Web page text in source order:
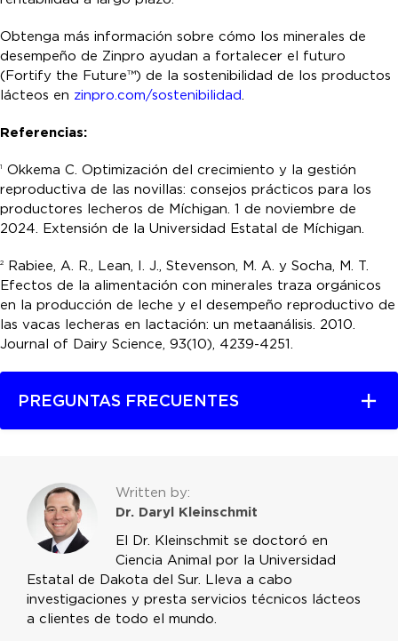
Obtenga más información sobre cómo los minerales de
desempeño de Zinpro ayudan a fortalecer el futuro
(Fortify the Future™) de la sostenibilidad de los productos
lácteos en zinpro.com/sostenibilidad.
Referencias:
1
Okkema C. Optimización del crecimiento y la gestión
reproductiva de las novillas: consejos prácticos para los
productores lecheros de Míchigan. 1 de noviembre de
2024. Extensión de la Universidad Estatal de Míchigan.
2
Rabiee, A. R., Lean, I. J., Stevenson, M. A. y Socha, M. T.
Efectos de la alimentación con minerales traza orgánicos
en la producción de leche y el desempeño reproductivo de
las vacas lecheras en lactación: un metaanálisis. 2010.
Journal of Dairy Science, 93(10), 4239-4251.
PREGUNTAS FRECUENTES
Written by:
Dr. Daryl Kleinschmit
El Dr. Kleinschmit se doctoró en
Ciencia Animal por la Universidad
Estatal de Dakota del Sur. Lleva a cabo
investigaciones y presta servicios técnicos lácteos
a clientes de todo el mundo.